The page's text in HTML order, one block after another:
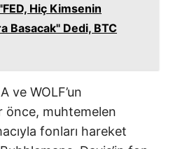
Hiç Kimsenin
Basacak" Dedi, BTC
ve WOLF’un
önce, muhtemelen
fonları hareket